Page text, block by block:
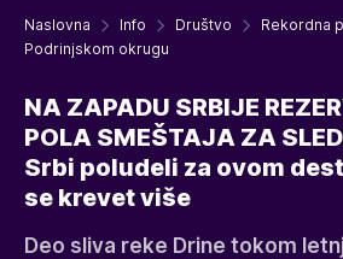
Naslovna Info Društvo
Rekordna
Podrinjskom okrugu
NA ZAPADU SRBIJE
POLA SMEŠTAJA ZA
Srbi poludeli za ovom
se krevet više
Deo sliva reke Drine tokom